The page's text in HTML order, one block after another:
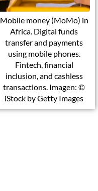
Mobile money (MoMo) in
Africa. Digital funds
transfer and payments
using mobile phones.
Fintech, financial
inclusion, and cashless
transactions. Imagen: ©
iStock by Getty Images